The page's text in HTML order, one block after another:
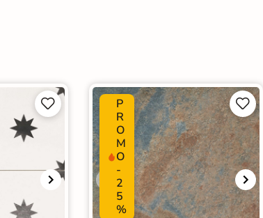


P
R
O
M
O
-
2
5
%

